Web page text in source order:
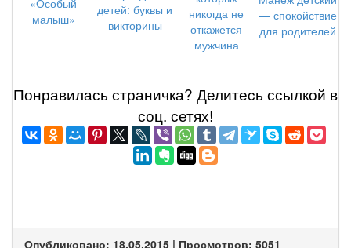
малыш»
детей: буквы и
викторины
никогда не
откажется
мужчина
— спокойствие
для родителей
Понравилась страничка? Делитеcь ссылкой в
соц. сетях!
Опубликовано: 18.05.2015 | Просмотров: 5051